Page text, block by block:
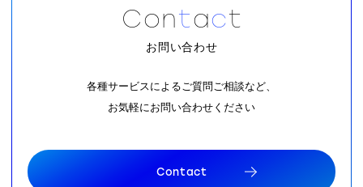
Contact
お問い合わせ
各種サービスによるご質問ご相談など、
お気軽にお問い合わせください
Contact